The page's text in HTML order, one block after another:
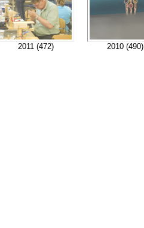
2011 (472) 2010 (490)